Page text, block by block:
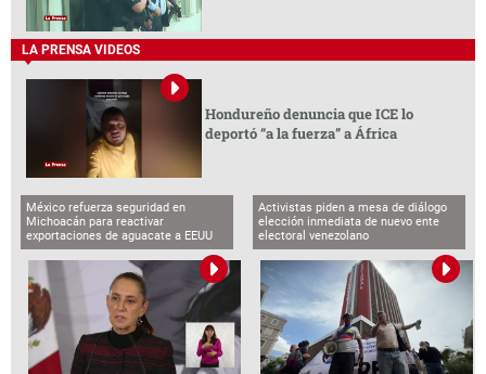
LA PRENSA VIDEOS
Hondureño denuncia que ICE lo
deportó “a la fuerza” a África
México refuerza seguridad en
Michoacán para reactivar
exportaciones de aguacate a EEUU
Activistas piden a mesa de diálogo
elección inmediata de nuevo ente
electoral venezolano